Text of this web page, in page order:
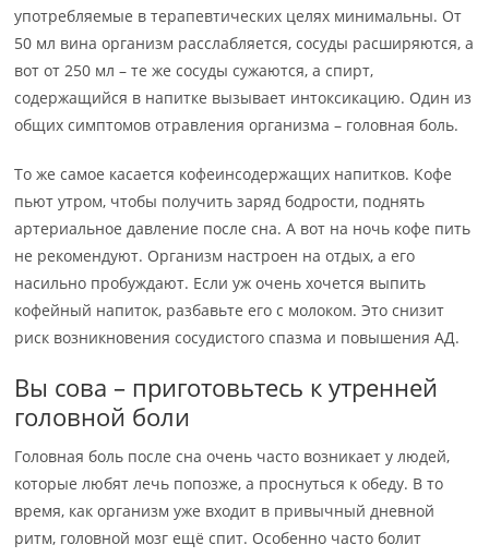
употребляемые в терапевтических целях минимальны. От
50 мл вина организм расслабляется, сосуды расширяются, а
вот от 250 мл – те же сосуды сужаются, а спирт,
содержащийся в напитке вызывает интоксикацию. Один из
общих симптомов отравления организма – головная боль.
То же самое касается кофеинсодержащих напитков. Кофе
пьют утром, чтобы получить заряд бодрости, поднять
артериальное давление после сна. А вот на ночь кофе пить
не рекомендуют. Организм настроен на отдых, а его
насильно пробуждают. Если уж очень хочется выпить
кофейный напиток, разбавьте его с молоком. Это снизит
риск возникновения сосудистого спазма и повышения АД.
Вы сова – приготовьтесь к утренней
головной боли
Головная боль после сна очень часто возникает у людей,
которые любят лечь попозже, а проснуться к обеду. В то
время, как организм уже входит в привычный дневной
ритм, головной мозг ещё спит. Особенно часто болит